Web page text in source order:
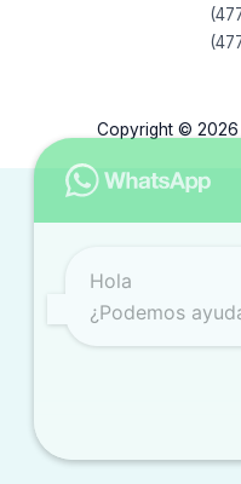
Copyright © 2026
Hola
¿Podemos